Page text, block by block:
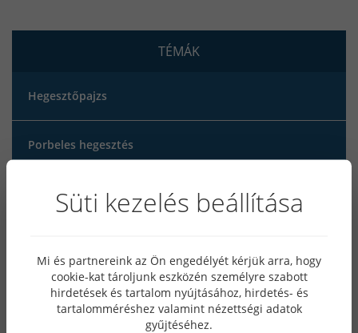
TÉMÁK
Hegesztőpajzs
Porbeles hegesztés
Awi hegesztés
Plazmavágás
Süti kezelés beállítása
Mi és partnereink az Ön engedélyét kérjük arra, hogy
cookie-kat tároljunk eszközén személyre szabott
hirdetések és tartalom nyújtásához, hirdetés- és
tartalomméréshez valamint nézettségi adatok
gyűjtéséhez.